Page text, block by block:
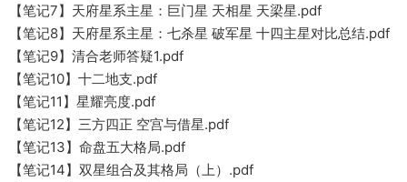
【笔记7】天府星系主星：巨门星 天相星 天梁星.pdf
【笔记8】天府星系主星：七杀星 破军星 十四主星对比总结.pdf
【笔记9】清合老师答疑1.pdf
【笔记10】十二地支.pdf
【笔记11】星耀亮度.pdf
【笔记12】三方四正 空宫与借星.pdf
【笔记13】命盘五大格局.pdf
【笔记14】双星组合及其格局（上）.pdf